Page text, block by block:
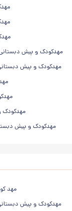
مهدکودک و پیش دبستانی
مهدکودک و پیش
مهدکودک
مهدکودک و پیش
مهد
مهدکودک و پیش